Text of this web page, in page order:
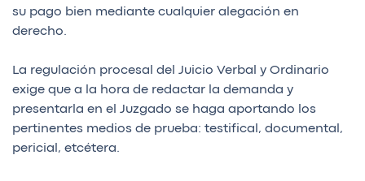
su pago bien mediante cualquier alegación en
derecho.
La regulación procesal del Juicio Verbal y Ordinario
exige que a la hora de redactar la demanda y
presentarla en el Juzgado se haga aportando los
pertinentes medios de prueba: testifical, documental,
pericial, etcétera.